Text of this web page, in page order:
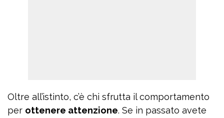
Oltre all’istinto, c’è chi sfrutta il comportamento
per ottenere attenzione. Se in passato avete